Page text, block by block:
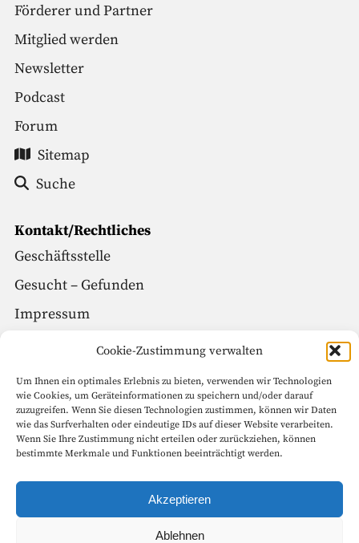
Cookie-Zustimmung verwalten
Um Ihnen ein optimales Erlebnis zu bieten, verwenden wir Technologien
wie Cookies, um Geräteinformationen zu speichern und/oder darauf
zuzugreifen. Wenn Sie diesen Technologien zustimmen, können wir Daten
wie das Surfverhalten oder eindeutige IDs auf dieser Website verarbeiten.
Wenn Sie Ihre Zustimmung nicht erteilen oder zurückziehen, können
bestimmte Merkmale und Funktionen beeinträchtigt werden.
Akzeptieren
Ablehnen
Förderer und Partner
Mitglied werden
Newsletter
Podcast
Forum
Sitemap
Suche
Kontakt/Rechtliches
Geschäftsstelle
Gesucht – Gefunden
Impressum
Social Media
Facebook
Instagram
Seitenanfang